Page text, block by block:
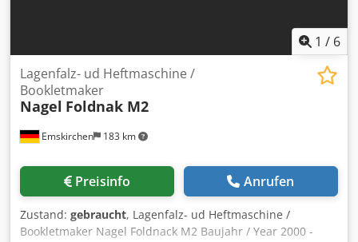
1 / 6
Emskirchen 183 km
Lagenfalz- ud Heftmaschine /
Bookletmaker
Nagel Foldnak M2
Preisinfo Anrufen
Zustand: gebraucht, Lagenfalz- ud Heftmaschine /
Bookletmaker Nagel Foldnack M2 Baujahr / Year 2000 -